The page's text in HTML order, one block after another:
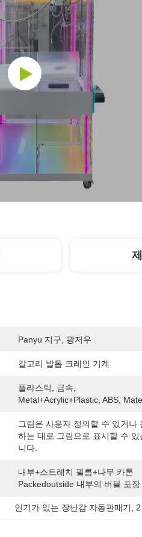
Panyu 지구, 광저우
갈고리 발톱 크레인 기계
플라스틱, 금속,
Metal+acrylic+plastic, ABS,
그림은 사용자 정의할 수 있거나
하는 대로 그림으로 표시할 수 있
니다.
내부+스트레치 필름+나무 카톤
Packedoutside 내부의 버블 포장
인기가 있는 장난감 자동판매기